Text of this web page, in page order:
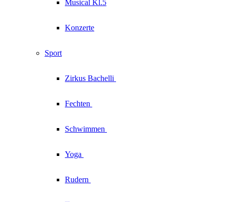
Musical Kl.5
Konzerte
Sport
Zirkus Bachelli
Fechten
Schwimmen
Yoga
Rudern